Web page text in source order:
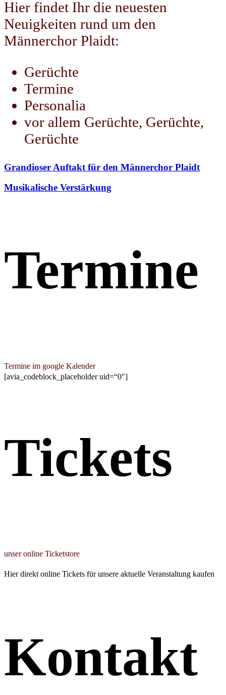
Hier findet Ihr die neuesten
Neuigkeiten rund um den
Männerchor Plaidt:
Gerüchte
Termine
Personalia
vor allem Gerüchte, Gerüchte,
Gerüchte
Grandioser Auftakt für den Männerchor Plaidt
Musikalische Verstärkung
Termine
Termine im google Kalender
[avia_codeblock_placeholder uid=“0″]
Tickets
unser online Ticketstore
Hier direkt online Tickets für unsere aktuelle Veranstaltung kaufen
Kontakt